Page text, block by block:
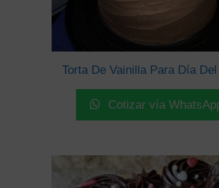
Torta De Vainilla Para Día
Cotizar vía